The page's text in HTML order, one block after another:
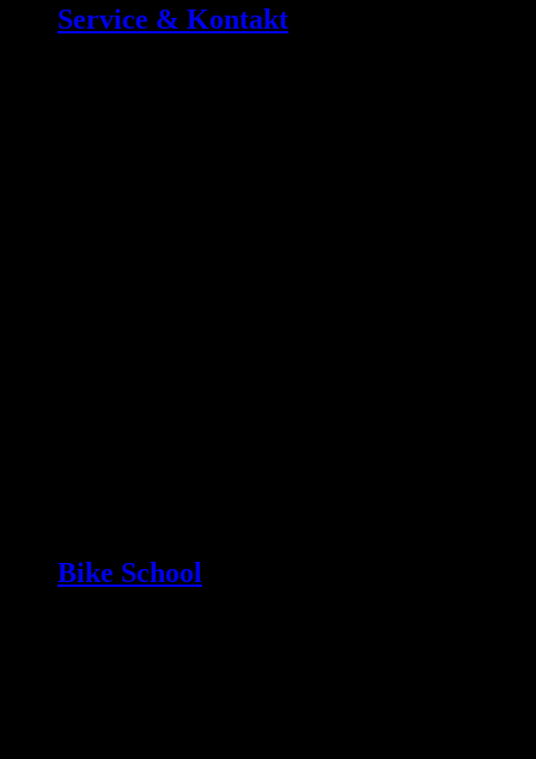
Service & Kontakt
Bike School